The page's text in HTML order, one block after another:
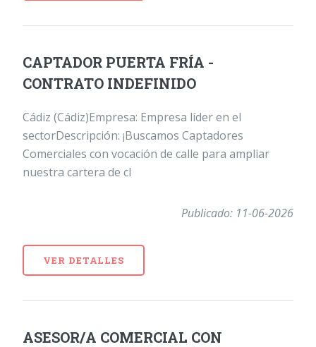
CAPTADOR PUERTA FRÍA -
CONTRATO INDEFINIDO
Cádiz (Cádiz)Empresa: Empresa líder en el
sectorDescripción: ¡Buscamos Captadores
Comerciales con vocación de calle para ampliar
nuestra cartera de cl
Publicado: 11-06-2026
VER DETALLES
ASESOR/A COMERCIAL CON